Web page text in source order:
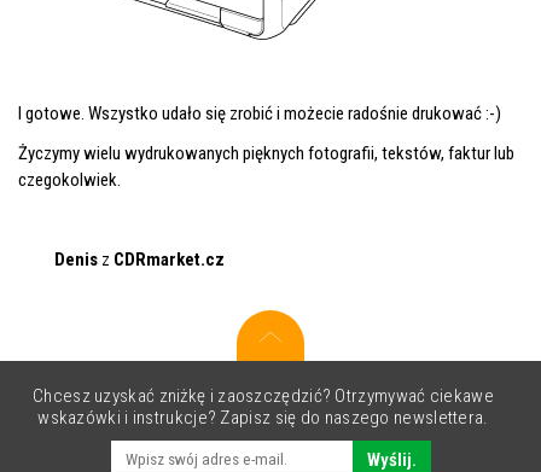
I gotowe. Wszystko udało się zrobić i możecie radośnie drukować :-)
Życzymy wielu wydrukowanych pięknych fotografii, tekstów, faktur lub
czegokolwiek.
Denis z CDRmarket.cz
Chcesz uzyskać zniżkę i zaoszczędzić? Otrzymywać ciekawe
wskazówki i instrukcje? Zapisz się do naszego newslettera.
Wyślij.